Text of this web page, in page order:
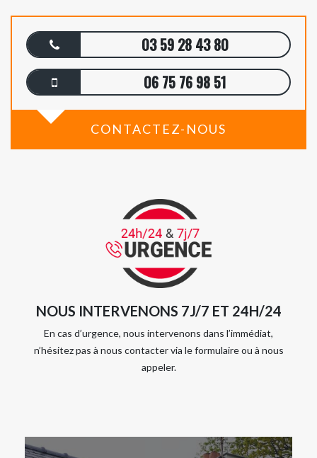
03 59 28 43 80
06 75 76 98 51
CONTACTEZ-NOUS
NOUS INTERVENONS 7J/7 ET 24H/24
En cas d’urgence, nous intervenons dans l’immédiat,
n’hésitez pas à nous contacter via le formulaire ou à nous
appeler.